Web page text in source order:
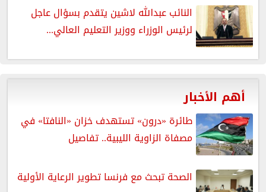
النائب عبدالله لاشين يتقدم بسؤال عاجل
لرئيس الوزراء ووزير التعليم العالي...
أهم الأخبار
طائرة «درون» تستهدف خزان «النافتا» في
مصفاة الزاوية الليبية.. تفاصيل
الصحة تبحث مع فرنسا تطوير الرعاية الأولية